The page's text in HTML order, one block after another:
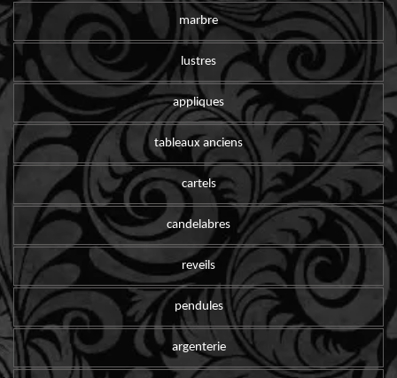
marbre
lustres
appliques
tableaux anciens
cartels
candelabres
reveils
pendules
argenterie